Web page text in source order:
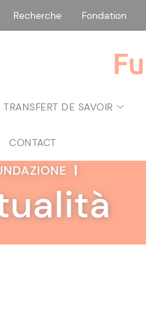
Recherche Fondation
TRANSFERT DE SAVOIR
CONTACT
|